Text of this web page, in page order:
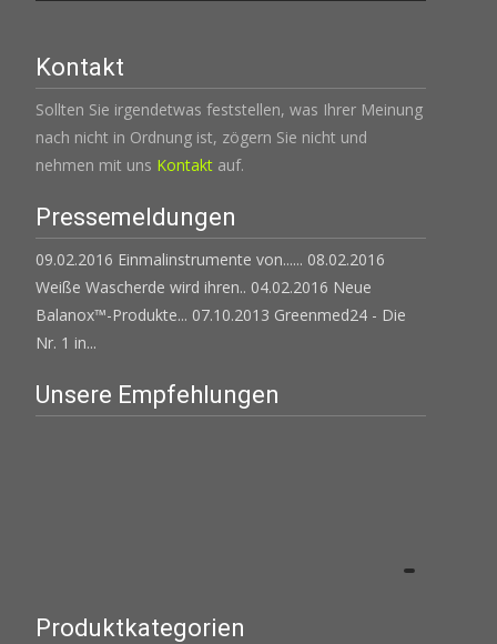
Kontakt
Sollten Sie irgendetwas feststellen, was Ihrer Meinung
nach nicht in Ordnung ist, zögern Sie nicht und
nehmen mit uns Kontakt auf.
Pressemeldungen
09.02.2016 Einmalinstrumente von...... 08.02.2016
Weiße Wascherde wird ihren.. 04.02.2016 Neue
Balanox™-Produkte... 07.10.2013 Greenmed24 - Die
Nr. 1 in...
Unsere Empfehlungen
Produktkategorien